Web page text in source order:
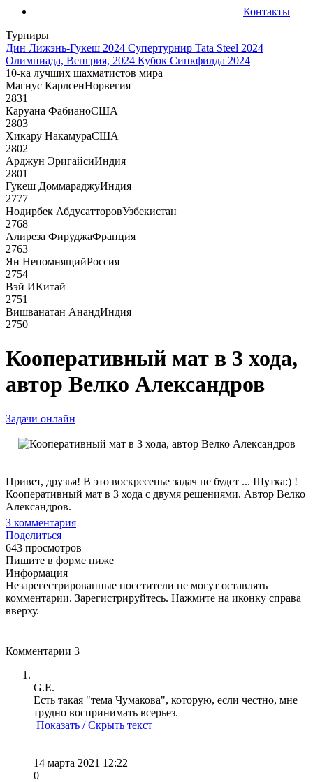
Контакты
Турниры
Дин Лижэнь-Гукеш 2024 Супертурнир Tata Steel 2024
Олимпиада, Венгрия, 2024 Кубок Синкфилда 2024
10-ка лучших шахматистов мира
Магнус КарлсенНорвегия
2831
Каруана ФабианоСША
2803
Хикару НакамураСША
2802
Арджун ЭригайсиИндия
2801
Гукеш ДоммараджуИндия
2777
Нодирбек АбдусатторовУзбекистан
2768
Алиреза ФируджаФранция
2763
Ян НепомнящийРоссия
2754
Вэй ИКитай
2751
Вишванатан АнандИндия
2750
Кооперативный мат в 3 хода,
автор Велко Александров
Задачи онлайн
Привет, друзья! В это воскресенье задач не будет ... Шутка:) !
Кооперативный мат в 3 хода с двумя решениями. Автор Велко
Александров.
3 комментария
Поделиться
643 просмотров
Пишите в форме ниже
Информация
Незарегестрированные посетители не могут оставлять
комментарии. Зарегистрируйтесь. Нажмите на иконку справа
вверху.
Комментарии 3
G.E.
Есть такая "тема Чумакова", которую, если честно, мне
трудно воспринимать всерьез.
Показать / Скрыть текст
14 марта 2021 12:22
0